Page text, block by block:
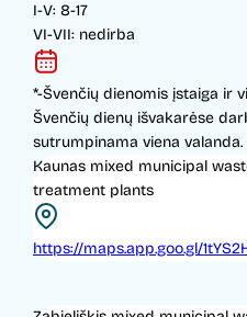
I-V: 8-17
VI-VII: nedirba
*-Švenčių dienomis įstaiga ir
Švenčių dienų išvakarėse
sutrumpinama viena valanda.
Kaunas mixed municipal
treatment plants
https://maps.app.goo.gl/